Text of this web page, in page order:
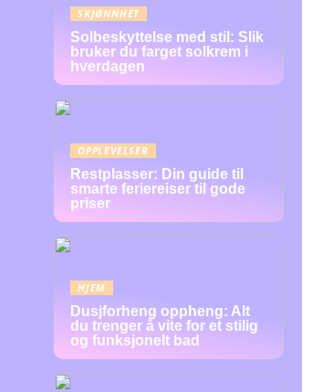
SKJØNNHET
Solbeskyttelse med stil: Slik
bruker du farget solkrem i
hverdagen
OPPLEVELSER
Restplasser: Din guide til
smarte feriereiser til gode
priser
HJEM
Dusjforheng oppheng: Alt
du trenger å vite for et stilig
og funksjonelt bad